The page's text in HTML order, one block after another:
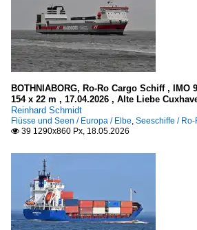
BOTHNIABORG, Ro-Ro Cargo Schiff , IMO
154 x 22 m , 17.04.2026 , Alte Liebe
Reinhard Schmidt
Flüsse und Seen / Europa / Elbe, Seeschiffe /
 39 1290x860 Px, 18.05.2026